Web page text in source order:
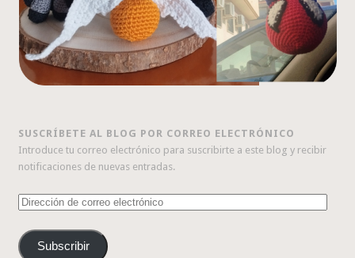
SUSCRÍBETE AL BLOG POR CORREO ELECTRÓNICO
Introduce tu correo electrónico para suscribirte a este blog y recibir
notificaciones de nuevas entradas.
Dirección
correo
electrónico
Subscribir